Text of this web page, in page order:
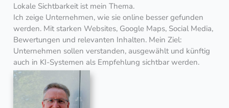
Lokale Sichtbarkeit ist mein Thema.
Ich zeige Unternehmen, wie sie online besser gefunden
werden. Mit starken Websites, Google Maps, Social Media,
Bewertungen und relevanten Inhalten. Mein Ziel:
Unternehmen sollen verstanden, ausgewählt und künftig
auch in KI-Systemen als Empfehlung sichtbar werden.